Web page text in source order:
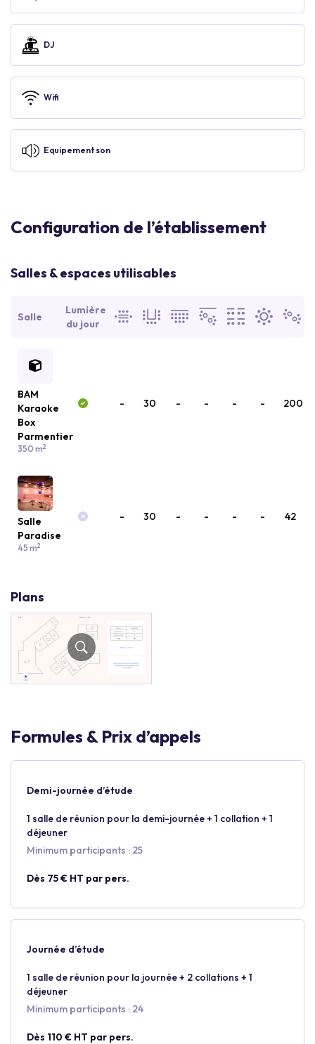
DJ
Wifi
Equipement son
Configuration de l’établissement
Salles & espaces utilisables
Salle
Lumière
du jour
BAM
Karaoke
Box
Parmentier
350 m2
- 30 - - - - 200
Salle
Paradise
45 m2
- 30 - - - - 42
Plans
Formules & Prix d’appels
Demi-journée d’étude
1 salle de réunion pour la demi-journée + 1 collation + 1
déjeuner
Minimum participants : 25
Dès 75 € HT par pers.
Journée d’étude
1 salle de réunion pour la journée + 2 collations + 1
déjeuner
Minimum participants : 24
Dès 110 € HT par pers.